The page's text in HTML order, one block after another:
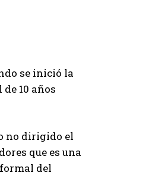
se inició la
10 años
no dirigido el
que es una
del